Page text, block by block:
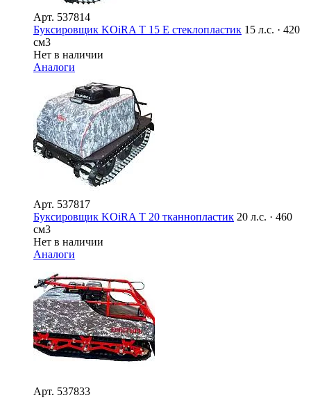
Арт. 537814
Буксировщик KOiRA T 15 E стеклопластик 15 л.с. · 420
см3
Нет в наличии
Аналоги
Арт. 537817
Буксировщик KOiRA T 20 тканнопластик 20 л.с. · 460
см3
Нет в наличии
Аналоги
Арт. 537833